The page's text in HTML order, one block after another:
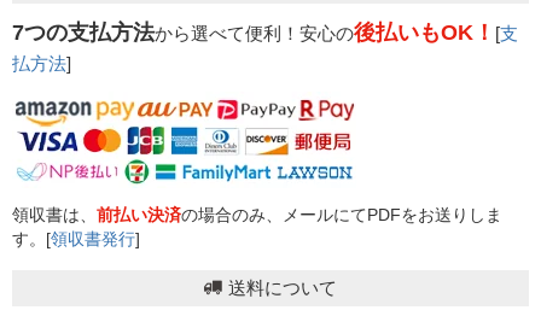
7つの支払方法から選べて便利！安心の後払いもOK！ [支
払方法]
領収書は、 前払い決済の場合のみ、メールにてPDFをお送りしま
す。[領収書発行]
送料について